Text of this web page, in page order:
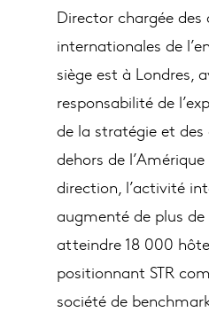
Director chargée des
internationales de
siège est à Londres,
responsabilité de
de la stratégie et
dehors de
direction, l’activité
augmenté de plus
atteindre 18 000
positionnant STR
société de